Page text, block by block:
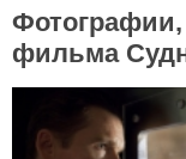
фильма